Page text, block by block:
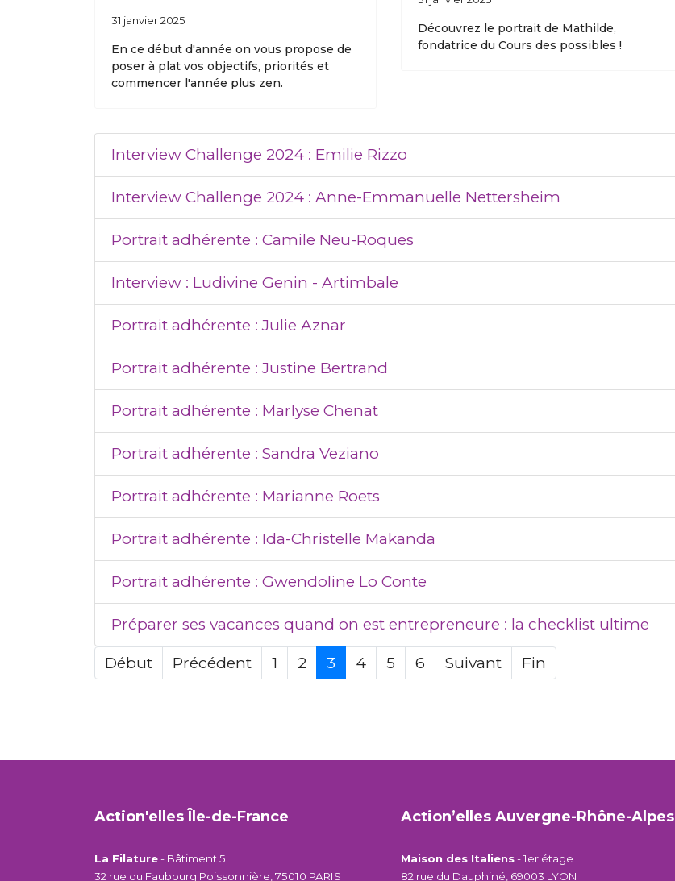
31 janvier 2025
En ce début d'année on vous propose de
poser à plat vos objectifs, priorités et
commencer l'année plus zen.
Découvrez le portrait de Mathilde,
fondatrice du Cours des possibles !
Interview Challenge 2024 : Emilie Rizzo
Interview Challenge 2024 : Anne-Emmanuelle Nettersheim
Portrait adhérente : Camile Neu-Roques
Interview : Ludivine Genin - Artimbale
Portrait adhérente : Julie Aznar
Portrait adhérente : Justine Bertrand
Portrait adhérente : Marlyse Chenat
Portrait adhérente : Sandra Veziano
Portrait adhérente : Marianne Roets
Portrait adhérente : Ida-Christelle Makanda
Portrait adhérente : Gwendoline Lo Conte
Préparer ses vacances quand on est entrepreneure : la checklist ultime
Début Précédent 1 2 3 4 5 6 Suivant Fin
Action'elles Île-de-France
La Filature- Bâtiment 5
32 rue du Faubourg Poissonnière, 75010 PARIS
Action’elles Auvergne-Rhône-Alpes
Maison des Italiens- 1er étage
82 rue du Dauphiné, 69003 LYON